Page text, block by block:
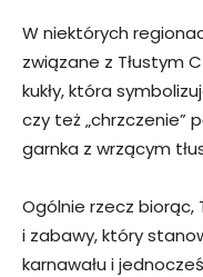
W niektórych
związane z Tłustym
kukły, która
czy też „chrzczenie”
garnka z wrzącym
Ogólnie rzecz biorąc,
i zabawy, który
karnawału i